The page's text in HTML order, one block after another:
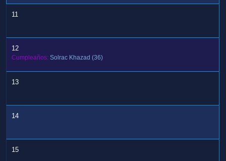
11
12
Cumpleaños: Solrac Khazad (36)
13
14
15